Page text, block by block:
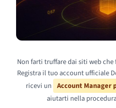
Non farti truffare dai siti web
Registra il tuo account ufficiale
ricevi un Account Manager
aiutarti nella